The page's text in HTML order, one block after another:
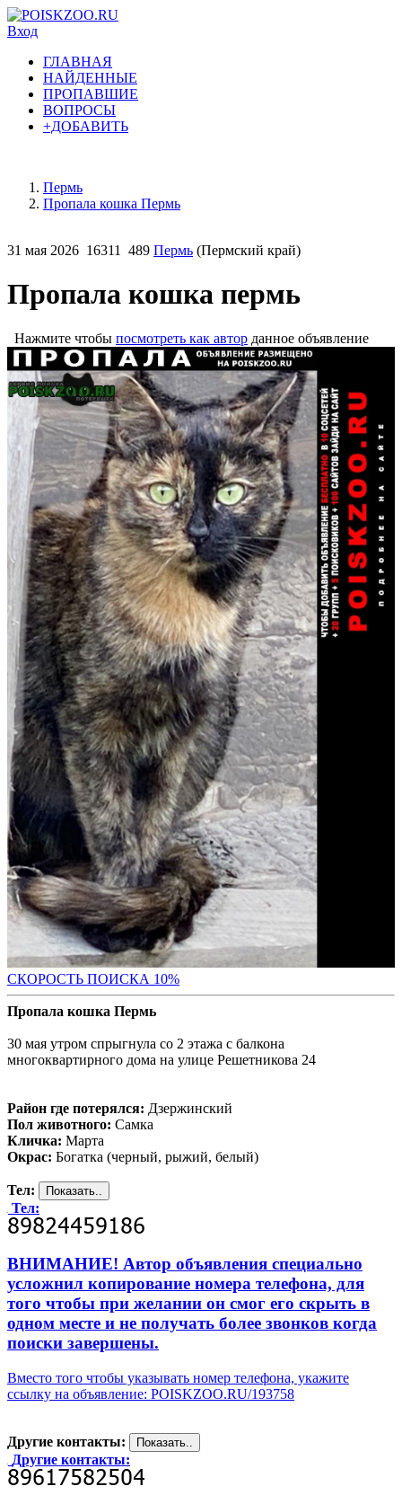
Вход
ГЛАВНАЯ
НАЙДЕННЫЕ
ПРОПАВШИЕ
ВОПРОСЫ
+ДОБАВИТЬ
Пермь
Пропала кошка Пермь
31 мая 2026 16311 489 Пермь (Пермский край)
Пропала кошка пермь
Нажмите чтобы посмотреть как автор данное объявление
СКОРОСТЬ ПОИСКА 10%
Пропала кошка Пермь
30 мая утром спрыгнула со 2 этажа с балкона
многоквартирного дома на улице Решетникова 24
Район где потерялся: Дзержинский
Пол животного: Самка
Кличка: Марта
Окрас: Богатка (черный, рыжий, белый)
Тел:
Тел:
ВНИМАНИЕ! Автор объявления специально
усложнил копирование номера телефона, для
того чтобы при желании он смог его скрыть в
одном месте и не получать более звонков когда
поиски завершены.
Вместо того чтобы указывать номер телефона, укажите
ссылку на объявление: POISKZOO.RU/193758
Другие контакты:
Другие контакты: